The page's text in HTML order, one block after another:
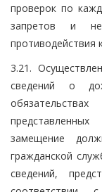
проверок по
запретов и
противодействия
3.21.
сведений о
замещение
гражданской
сведений,